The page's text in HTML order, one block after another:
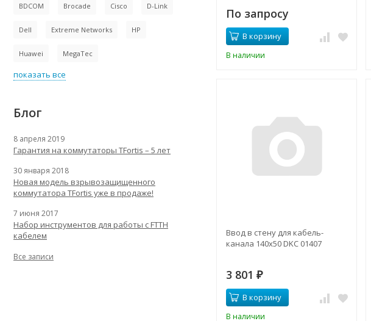
По запросу
В корзину
В наличии
Ввод в стену для кабель-
канала 140х50 DKC 01407
3 801 ₽
В корзину
В наличии
BDCOM Brocade Cisco D-Link
Dell Extreme Networks HP
Huawei MegaTec
показать все
Блог
8 апреля 2019
Гарантия на коммутаторы TFortis – 5 лет
30 января 2018
Новая модель взрывозащищенного
коммутатора TFortis уже в продаже!
7 июня 2017
Набор инструментов для работы с FTTH
кабелем
Все записи